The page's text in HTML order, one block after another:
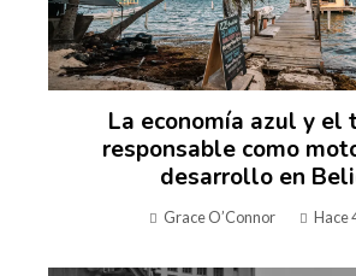
La economía azul y el
responsable como
desarrollo en
Grace O’Connor Hace